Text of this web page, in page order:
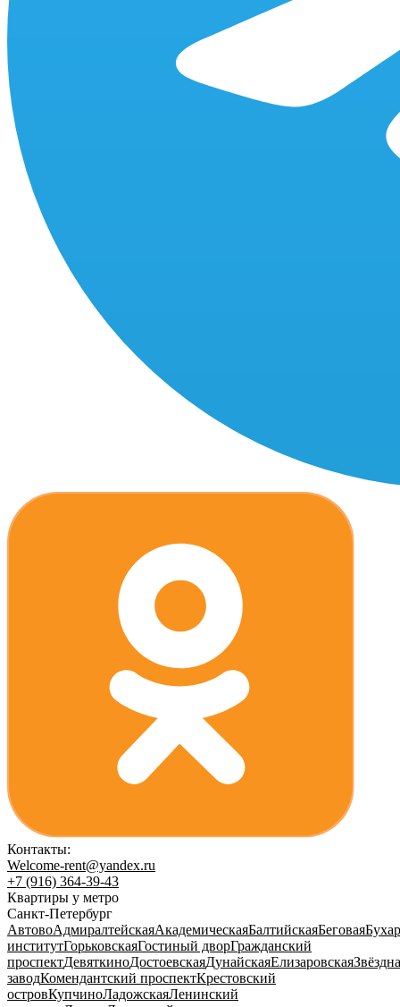
Контакты:
Welcome-rent@yandex.ru
+7 (916) 364-39-43
Квартиры у метро
Санкт-Петербург
АвтовоАдмиралтейскаяАкадемическаяБалтийскаяБеговая
институтГорьковскаяГостиный дворГражданский
проспектДевяткиноДостоевскаяДунайскаяЕлизаровская
заводКомендантский проспектКрестовский
островКупчиноЛадожскаяЛенинский